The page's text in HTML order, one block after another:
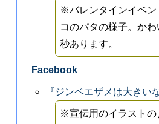
※バレンタインイベン
コのパタの様子。か
秒あります。
Facebook
『ジンベエザメは大きい
※宣伝用のイラストの